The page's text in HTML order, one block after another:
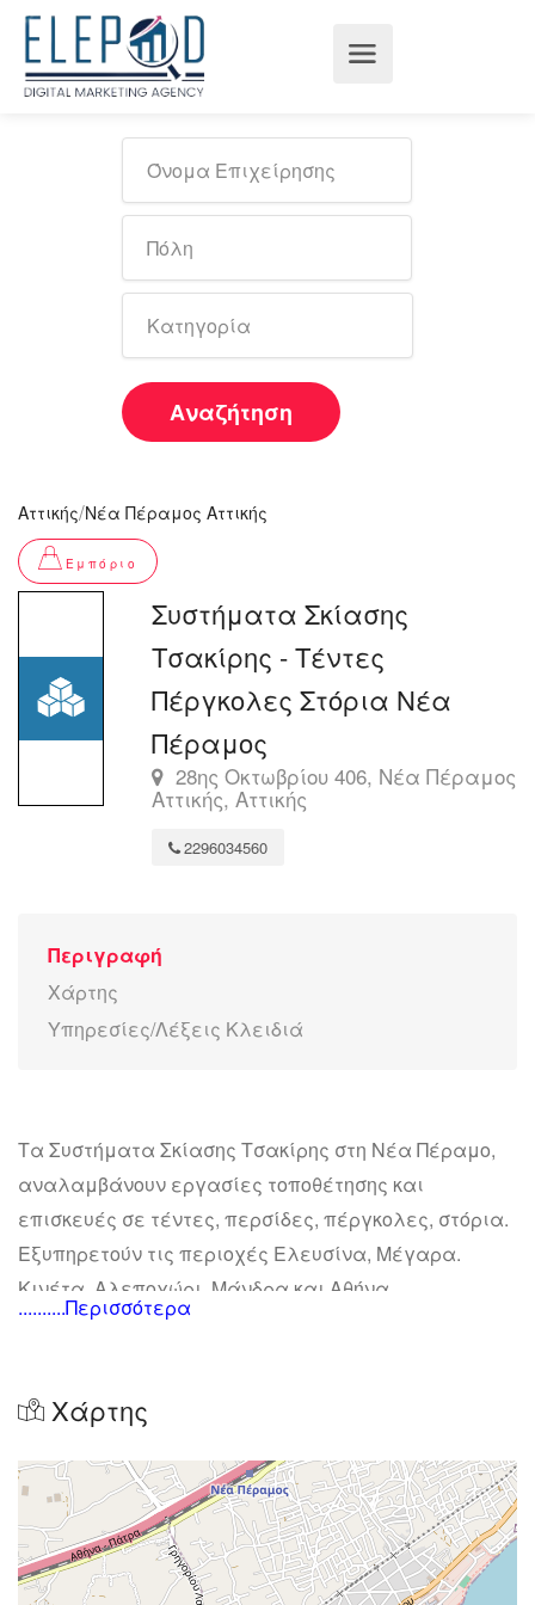
Αναζήτηση
Αττικής/Νέα Πέραμος Αττικής
Εμπόριο
Συστήματα Σκίασης
Τσακίρης - Τέντες
Πέργκολες Στόρια Νέα
Πέραμος
28ης Οκτωβρίου 406, Νέα Πέραμος
Αττικής, Αττικής
2296034560
Περιγραφή
Χάρτης
Υπηρεσίες/Λέξεις Κλειδιά
Τα Συστήματα Σκίασης Τσακίρης στη Νέα Πέραμο,
αναλαμβάνουν εργασίες τοποθέτησης και
επισκευές σε τέντες, περσίδες, πέργκολες, στόρια.
Εξυπηρετούν τις περιοχές Ελευσίνα, Μέγαρα.
Κινέτα, Αλεποχώρι, Μάνδρα και Αθήνα.
..........Περισσότερα
Χάρτης